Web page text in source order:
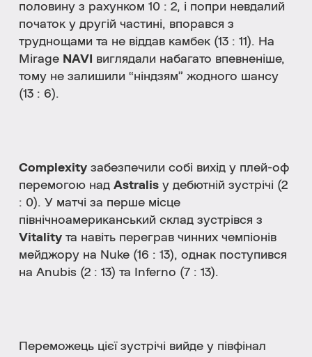
половину з рахунком 10 : 2, і попри невдалий
початок у другій частині, впорався з
труднощами та не віддав камбек (13 : 11). На
Mirage NAVI
виглядали набагато впевненіше,
тому не залишили “ніндзям” жодного шансу
(13 : 6).
Complexity забезпечили собі вихід у плей-оф
перемогою над Astralis у дебютній зустрічі (2
: 0). У матчі за перше місце
північноамериканський склад зустрівся з
Vitality та навіть переграв чинних чемпіонів
мейджору на Nuke (16 : 13), однак поступився
на Anubis (2 : 13) та Inferno (7 : 13).
Переможець цієї зустрічі вийде у півфінал